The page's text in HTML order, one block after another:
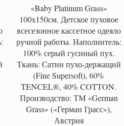
«Baby Platinum Grass»
100х150см. Детское пуховое
всесезонное кассетное одеяло
ручной работы. Наполнитель:
100% серый гусиный пух.
Ткань: Сатин пухо-держащий
(Fine Supersoft), 60%
TENCEL®, 40% COTТON.
Производство: ТМ «German
Grass» («Герман Грасс»),
Австрия